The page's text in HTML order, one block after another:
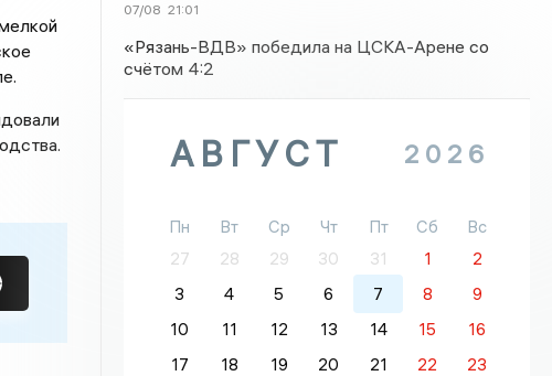
07/08 21:01
«Рязань-ВДВ» победила на ЦСКА-Арене со
счётом 4:2
АВГУСТ 2026
Пн Вт Ср Чт Пт Сб
Вс
27
28 29 30 31 1
2
3
4 5 6 7 8
9
10
11 12 13 14 15
16
17
18 19 20 21 22
23